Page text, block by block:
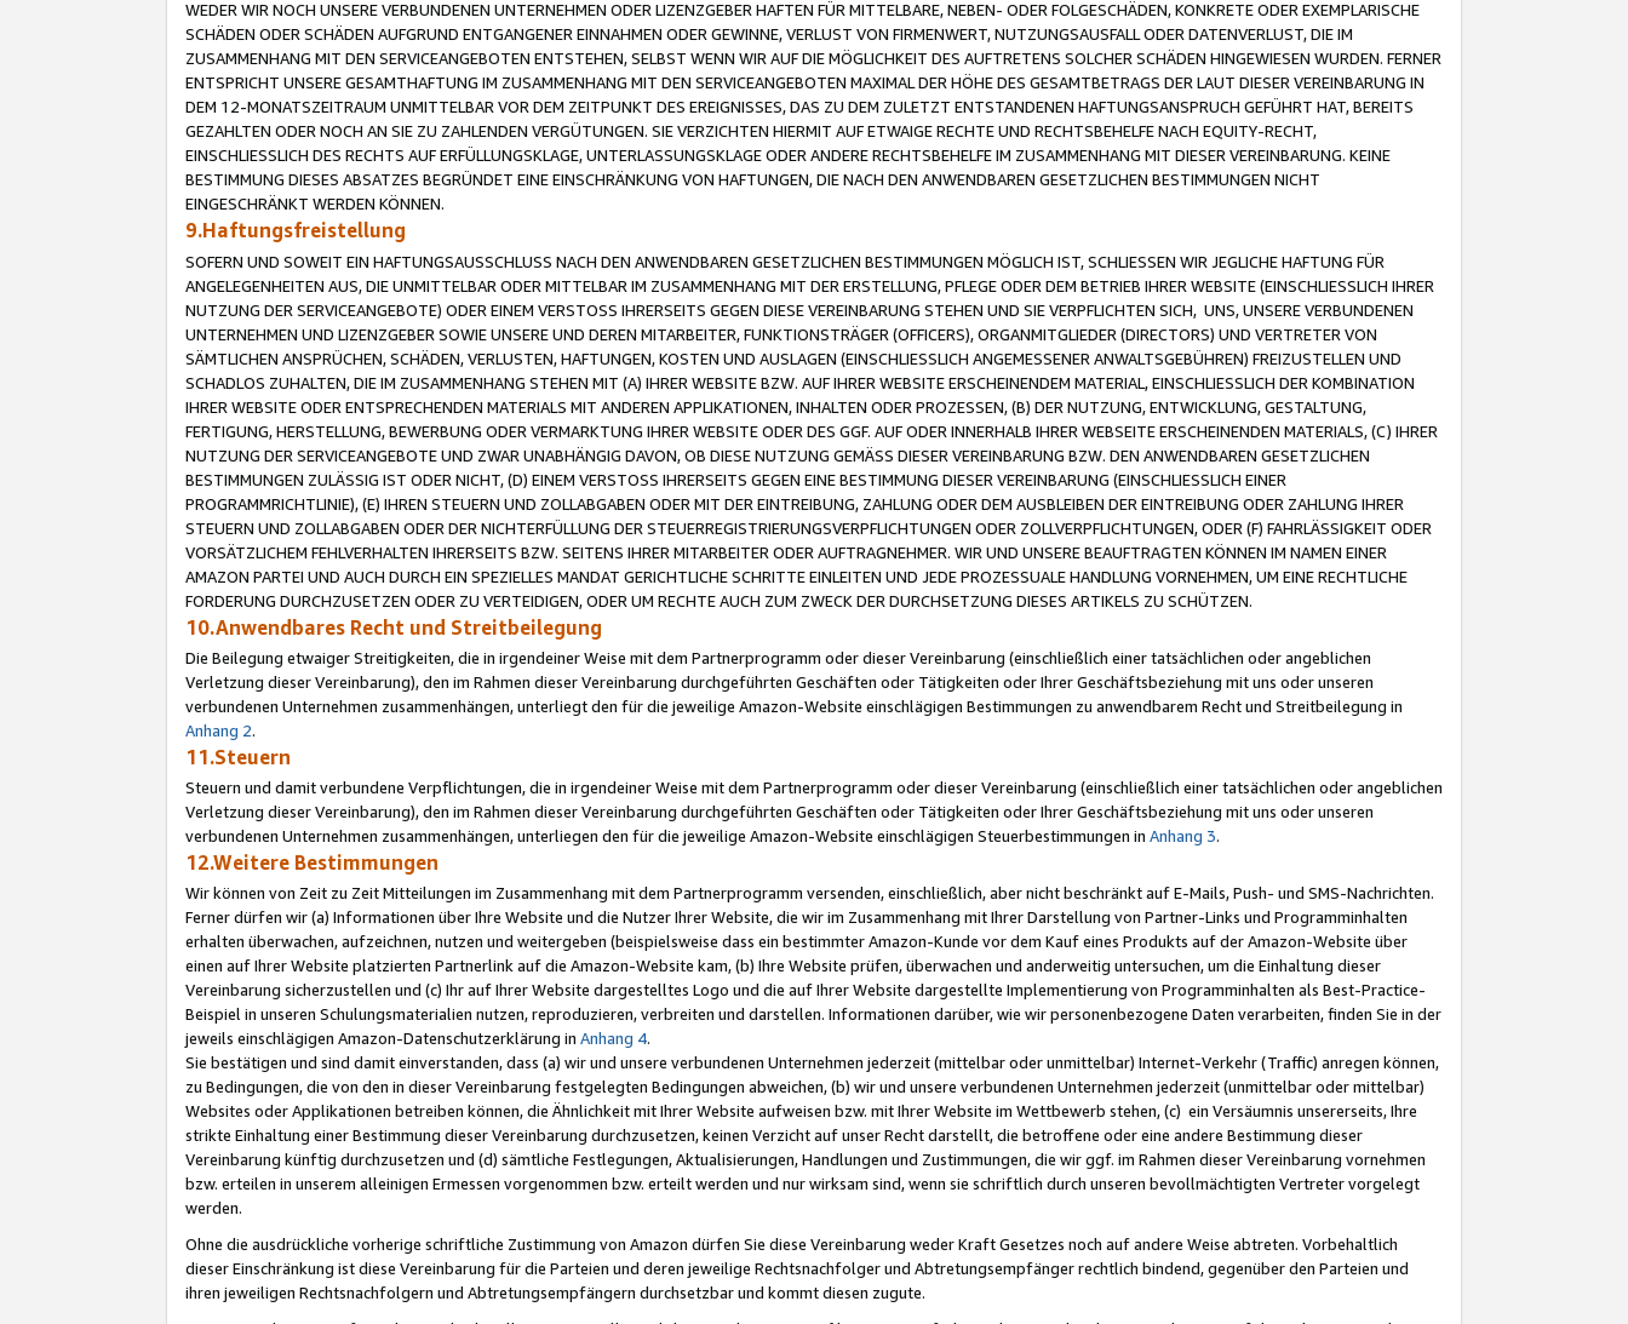
WEDER WIR NOCH UNSERE VERBUNDENEN UNTERNEHMEN ODER LIZENZGEBER HAFTEN FÜR MITTELBARE, NEBEN- ODER FOLGESCHÄDEN, KONKRETE ODER EXEMPLARISCHE
SCHÄDEN ODER SCHÄDEN AUFGRUND ENTGANGENER EINNAHMEN ODER GEWINNE, VERLUST VON FIRMENWERT, NUTZUNGSAUSFALL ODER DATENVERLUST, DIE IM
ZUSAMMENHANG MIT DEN SERVICEANGEBOTEN ENTSTEHEN, SELBST WENN WIR AUF DIE MÖGLICHKEIT DES AUFTRETENS SOLCHER SCHÄDEN HINGEWIESEN WURDEN. FERNER
ENTSPRICHT UNSERE GESAMTHAFTUNG IM ZUSAMMENHANG MIT DEN SERVICEANGEBOTEN MAXIMAL DER HÖHE DES GESAMTBETRAGS DER LAUT DIESER VEREINBARUNG IN
DEM 12-MONATSZEITRAUM UNMITTELBAR VOR DEM ZEITPUNKT DES EREIGNISSES, DAS ZU DEM ZULETZT ENTSTANDENEN HAFTUNGSANSPRUCH GEFÜHRT HAT, BEREITS
GEZAHLTEN ODER NOCH AN SIE ZU ZAHLENDEN VERGÜTUNGEN. SIE VERZICHTEN HIERMIT AUF ETWAIGE RECHTE UND RECHTSBEHELFE NACH EQUITY-RECHT,
EINSCHLIESSLICH DES RECHTS AUF ERFÜLLUNGSKLAGE, UNTERLASSUNGSKLAGE ODER ANDERE RECHTSBEHELFE IM ZUSAMMENHANG MIT DIESER VEREINBARUNG. KEINE
BESTIMMUNG DIESES ABSATZES BEGRÜNDET EINE EINSCHRÄNKUNG VON HAFTUNGEN, DIE NACH DEN ANWENDBAREN GESETZLICHEN BESTIMMUNGEN NICHT
EINGESCHRÄNKT WERDEN KÖNNEN.
9.Haftungsfreistellung
SOFERN UND SOWEIT EIN HAFTUNGSAUSSCHLUSS NACH DEN ANWENDBAREN GESETZLICHEN BESTIMMUNGEN MÖGLICH IST, SCHLIESSEN WIR JEGLICHE HAFTUNG FÜR
ANGELEGENHEITEN AUS, DIE UNMITTELBAR ODER MITTELBAR IM ZUSAMMENHANG MIT DER ERSTELLUNG, PFLEGE ODER DEM BETRIEB IHRER WEBSITE (EINSCHLIESSLICH IHRER
NUTZUNG DER SERVICEANGEBOTE) ODER EINEM VERSTOSS IHRERSEITS GEGEN DIESE VEREINBARUNG STEHEN UND SIE VERPFLICHTEN SICH, UNS, UNSERE VERBUNDENEN
UNTERNEHMEN UND LIZENZGEBER SOWIE UNSERE UND DEREN MITARBEITER, FUNKTIONSTRÄGER (OFFICERS), ORGANMITGLIEDER (DIRECTORS) UND VERTRETER VON
SÄMTLICHEN ANSPRÜCHEN, SCHÄDEN, VERLUSTEN, HAFTUNGEN, KOSTEN UND AUSLAGEN (EINSCHLIESSLICH ANGEMESSENER ANWALTSGEBÜHREN) FREIZUSTELLEN UND
SCHADLOS ZUHALTEN, DIE IM ZUSAMMENHANG STEHEN MIT (A) IHRER WEBSITE BZW. AUF IHRER WEBSITE ERSCHEINENDEM MATERIAL, EINSCHLIESSLICH DER KOMBINATION
IHRER WEBSITE ODER ENTSPRECHENDEN MATERIALS MIT ANDEREN APPLIKATIONEN, INHALTEN ODER PROZESSEN, (B) DER NUTZUNG, ENTWICKLUNG, GESTALTUNG,
FERTIGUNG, HERSTELLUNG, BEWERBUNG ODER VERMARKTUNG IHRER WEBSITE ODER DES GGF. AUF ODER INNERHALB IHRER WEBSEITE ERSCHEINENDEN MATERIALS, (C) IHRER
NUTZUNG DER SERVICEANGEBOTE UND ZWAR UNABHÄNGIG DAVON, OB DIESE NUTZUNG GEMÄSS DIESER VEREINBARUNG BZW. DEN ANWENDBAREN GESETZLICHEN
BESTIMMUNGEN ZULÄSSIG IST ODER NICHT, (D) EINEM VERSTOSS IHRERSEITS GEGEN EINE BESTIMMUNG DIESER VEREINBARUNG (EINSCHLIESSLICH EINER
PROGRAMMRICHTLINIE), (E) IHREN STEUERN UND ZOLLABGABEN ODER MIT DER EINTREIBUNG, ZAHLUNG ODER DEM AUSBLEIBEN DER EINTREIBUNG ODER ZAHLUNG IHRER
STEUERN UND ZOLLABGABEN ODER DER NICHTERFÜLLUNG DER STEUERREGISTRIERUNGSVERPFLICHTUNGEN ODER ZOLLVERPFLICHTUNGEN, ODER (F) FAHRLÄSSIGKEIT ODER
VORSÄTZLICHEM FEHLVERHALTEN IHRERSEITS BZW. SEITENS IHRER MITARBEITER ODER AUFTRAGNEHMER. WIR UND UNSERE BEAUFTRAGTEN KÖNNEN IM NAMEN EINER
AMAZON PARTEI UND AUCH DURCH EIN SPEZIELLES MANDAT GERICHTLICHE SCHRITTE EINLEITEN UND JEDE PROZESSUALE HANDLUNG VORNEHMEN, UM EINE RECHTLICHE
FORDERUNG DURCHZUSETZEN ODER ZU VERTEIDIGEN, ODER UM RECHTE AUCH ZUM ZWECK DER DURCHSETZUNG DIESES ARTIKELS ZU SCHÜTZEN.
10.Anwendbares Recht und Streitbeilegung
Die Beilegung etwaiger Streitigkeiten, die in irgendeiner Weise mit dem Partnerprogramm oder dieser Vereinbarung (einschließlich einer tatsächlichen oder angeblichen
Verletzung dieser Vereinbarung), den im Rahmen dieser Vereinbarung durchgeführten Geschäften oder Tätigkeiten oder Ihrer Geschäftsbeziehung mit uns oder unseren
verbundenen Unternehmen zusammenhängen, unterliegt den für die jeweilige Amazon-Website einschlägigen Bestimmungen zu anwendbarem Recht und Streitbeilegung in
Anhang 2.
11.Steuern
Steuern und damit verbundene Verpflichtungen, die in irgendeiner Weise mit dem Partnerprogramm oder dieser Vereinbarung (einschließlich einer tatsächlichen oder angeblichen
Verletzung dieser Vereinbarung), den im Rahmen dieser Vereinbarung durchgeführten Geschäften oder Tätigkeiten oder Ihrer Geschäftsbeziehung mit uns oder unseren
verbundenen Unternehmen zusammenhängen, unterliegen den für die jeweilige Amazon-Website einschlägigen Steuerbestimmungen in Anhang 3.
12.Weitere Bestimmungen
Wir können von Zeit zu Zeit Mitteilungen im Zusammenhang mit dem Partnerprogramm versenden, einschließlich, aber nicht beschränkt auf E-Mails, Push- und SMS-Nachrichten.
Ferner dürfen wir (a) Informationen über Ihre Website und die Nutzer Ihrer Website, die wir im Zusammenhang mit Ihrer Darstellung von Partner-Links und Programminhalten
erhalten überwachen, aufzeichnen, nutzen und weitergeben (beispielsweise dass ein bestimmter Amazon-Kunde vor dem Kauf eines Produkts auf der Amazon-Website über
einen auf Ihrer Website platzierten Partnerlink auf die Amazon-Website kam, (b) Ihre Website prüfen, überwachen und anderweitig untersuchen, um die Einhaltung dieser
Vereinbarung sicherzustellen und (c) Ihr auf Ihrer Website dargestelltes Logo und die auf Ihrer Website dargestellte Implementierung von Programminhalten als Best-Practice-
Beispiel in unseren Schulungsmaterialien nutzen, reproduzieren, verbreiten und darstellen. Informationen darüber, wie wir personenbezogene Daten verarbeiten, finden Sie in der
jeweils einschlägigen Amazon-Datenschutzerklärung in Anhang 4.
Sie bestätigen und sind damit einverstanden, dass (a) wir und unsere verbundenen Unternehmen jederzeit (mittelbar oder unmittelbar) Internet-Verkehr (Traffic) anregen können,
zu Bedingungen, die von den in dieser Vereinbarung festgelegten Bedingungen abweichen, (b) wir und unsere verbundenen Unternehmen jederzeit (unmittelbar oder mittelbar)
Websites oder Applikationen betreiben können, die Ähnlichkeit mit Ihrer Website aufweisen bzw. mit Ihrer Website im Wettbewerb stehen, (c) ein Versäumnis unsererseits, Ihre
strikte Einhaltung einer Bestimmung dieser Vereinbarung durchzusetzen, keinen Verzicht auf unser Recht darstellt, die betroffene oder eine andere Bestimmung dieser
Vereinbarung künftig durchzusetzen und (d) sämtliche Festlegungen, Aktualisierungen, Handlungen und Zustimmungen, die wir ggf. im Rahmen dieser Vereinbarung vornehmen
bzw. erteilen in unserem alleinigen Ermessen vorgenommen bzw. erteilt werden und nur wirksam sind, wenn sie schriftlich durch unseren bevollmächtigten Vertreter vorgelegt
werden.
Ohne die ausdrückliche vorherige schriftliche Zustimmung von Amazon dürfen Sie diese Vereinbarung weder Kraft Gesetzes noch auf andere Weise abtreten. Vorbehaltlich
dieser Einschränkung ist diese Vereinbarung für die Parteien und deren jeweilige Rechtsnachfolger und Abtretungsempfänger rechtlich bindend, gegenüber den Parteien und
ihren jeweiligen Rechtsnachfolgern und Abtretungsempfängern durchsetzbar und kommt diesen zugute.